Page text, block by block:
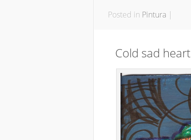
Posted in Pintura |
Cold sad heart